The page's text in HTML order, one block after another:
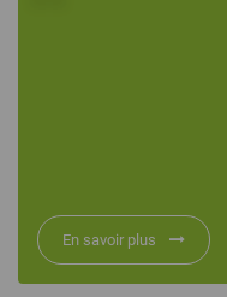
En savoir plus